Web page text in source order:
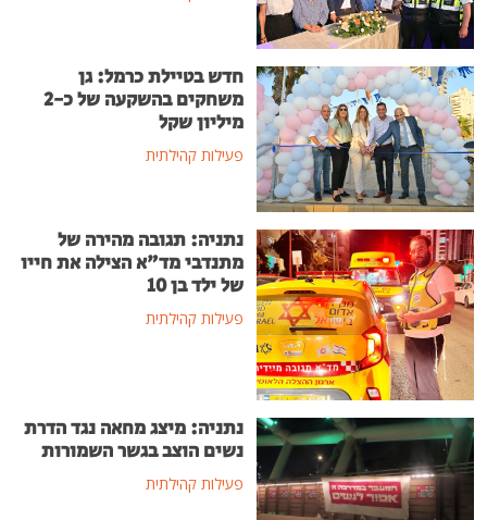
חדש בטיילת כרמל: גן
משחקים בהשקעה של כ-2
מיליון שקל
פעילות קהילתית
נתניה: תגובה מהירה של
מתנדבי מד"א הצילה את חייו
של ילד בן 10
פעילות קהילתית
נתניה: מיצג מחאה נגד הדרת
נשים הוצב בגשר השמורות
פעילות קהילתית